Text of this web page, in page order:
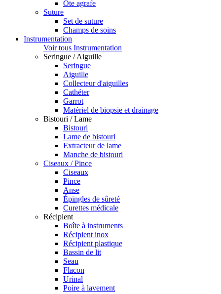
Ote agrafe
Suture
Set de suture
Champs de soins
Instrumentation
Voir tous Instrumentation
Seringue / Aiguille
Seringue
Aiguille
Collecteur d'aiguilles
Cathéter
Garrot
Matériel de biopsie et drainage
Bistouri / Lame
Bistouri
Lame de bistouri
Extracteur de lame
Manche de bistouri
Ciseaux / Pince
Ciseaux
Pince
Anse
Épingles de sûreté
Curettes médicale
Récipient
Boîte à instruments
Récipient inox
Récipient plastique
Bassin de lit
Seau
Flacon
Urinal
Poire à lavement